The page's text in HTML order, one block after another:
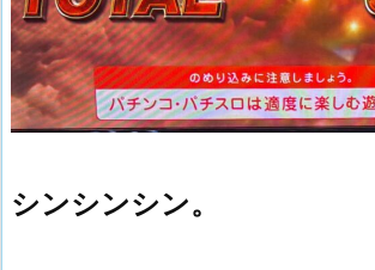
シンシンシン。